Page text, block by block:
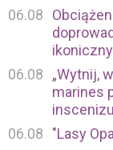
06.08
06.08
„Wytnij,
marines
06.08
"Lasy